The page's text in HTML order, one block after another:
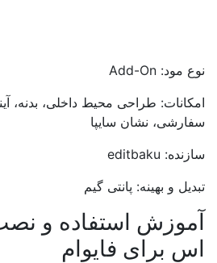
نوع مود: Add-On
امکانات: طراحی محیط داخلی، بدنه،
سفارشی، نشان سایپا
سازنده: editbaku
تبدیل و بهینه: پانتی گیم
آموزش استفاده و
اس برای فایوام